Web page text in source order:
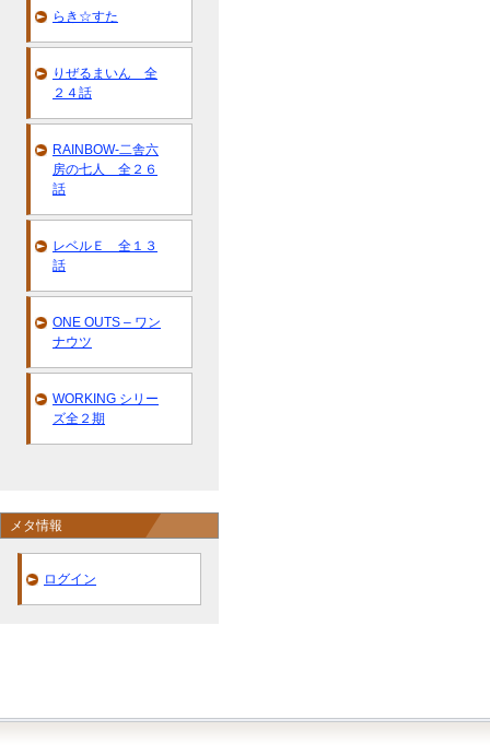
らき☆すた
りぜるまいん 全
２４話
RAINBOW-二舎六
房の七人 全２６
話
レベルＥ 全１３
話
ONE OUTS – ワン
ナウツ
WORKING シリー
ズ全２期
メタ情報
ログイン